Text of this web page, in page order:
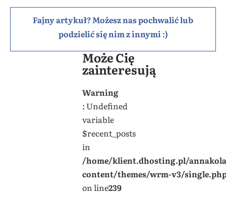
Fajny artykuł? Możesz nas pochwalić lub
podzielić się nim z innymi :)
Może Cię
zainteresują
Warning
: Undefined
variable
$recent_posts
in
/home/klient.dhosting.pl/
content/themes/wrm-v3/
on line239